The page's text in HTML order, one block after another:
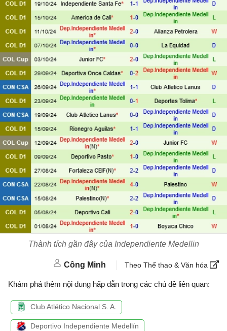
Thành tích gần đây của Independiente Medellin
Công Minh Theo Thể thao & Văn hóa
Khám phá thêm nội dung hấp dẫn trong các chủ đề liên quan:
Club Atlético Nacional S. A.
Deportivo Independiente Medellín